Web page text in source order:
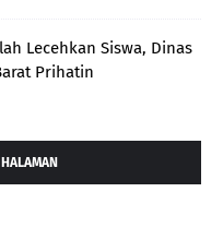
Lecehkan Siswa, Dinas
Prihatin